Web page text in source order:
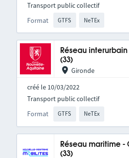
Format GTFS NeTEx
Transport public collectif
Réseau
(33)
Gironde
créé le 10/03/2022
Format GTFS NeTEx
Transport public collectif
Réseau maritime -
(33)